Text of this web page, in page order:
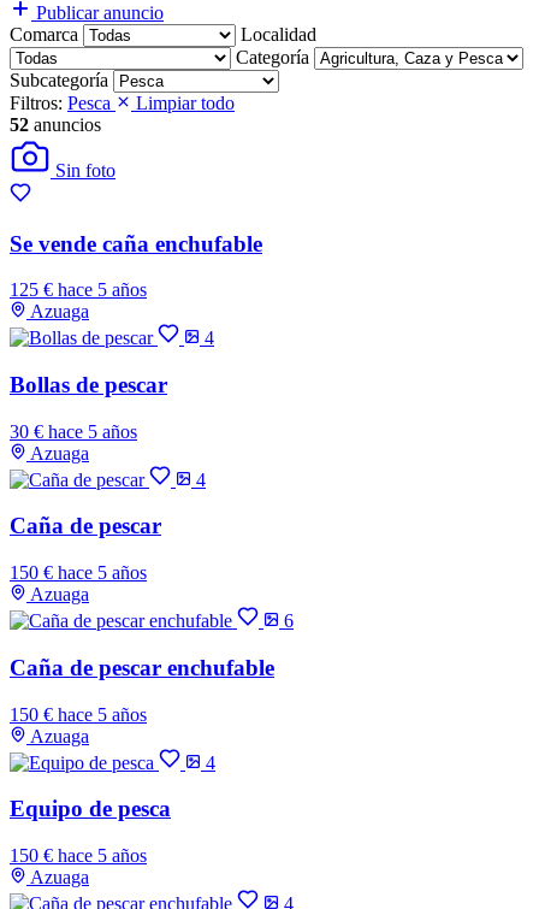
Publicar anuncio
Comarca
Localidad
Categoría
Subcategoría
Filtros: Pesca
Limpiar todo
52 anuncios
Sin foto
Se vende caña enchufable
125 € hace 5 años
Azuaga
4
Bollas de pescar
30 € hace 5 años
Azuaga
4
Caña de pescar
150 € hace 5 años
Azuaga
6
Caña de pescar enchufable
150 € hace 5 años
Azuaga
4
Equipo de pesca
150 € hace 5 años
Azuaga
4